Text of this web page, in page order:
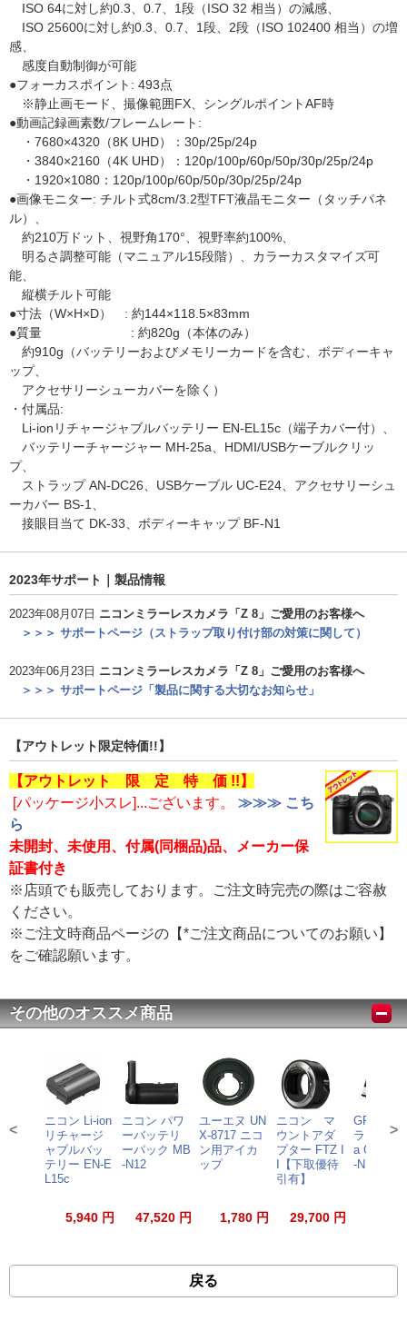
ISO 64に対し約0.3、0.7、1段（ISO 32 相当）の減感、
ISO 25600に対し約0.3、0.7、1段、2段（ISO 102400 相当）の増
感、
感度自動制御が可能
●フォーカスポイント: 493点
※静止画モード、撮像範囲FX、シングルポイントAF時
●動画記録画素数/フレームレート:
・7680×4320（8K UHD）：30p/25p/24p
・3840×2160（4K UHD）：120p/100p/60p/50p/30p/25p/24p
・1920×1080：120p/100p/60p/50p/30p/25p/24p
●画像モニター: チルト式8cm/3.2型TFT液晶モニター（タッチパネ
ル）、
約210万ドット、視野角170°、視野率約100%、
明るさ調整可能（マニュアル15段階）、カラーカスタマイズ可
能、
縦横チルト可能
●寸法（W×H×D） : 約144×118.5×83mm
●質量 : 約820g（本体のみ）
約910g（バッテリーおよびメモリーカードを含む、ボディーキャ
ップ、
アクセサリーシューカバーを除く）
・付属品:
Li-ionリチャージャブルバッテリー EN-EL15c（端子カバー付）、
バッテリーチャージャー MH-25a、HDMI/USBケーブルクリッ
プ、
ストラップ AN-DC26、USBケーブル UC-E24、アクセサリーシュ
ーカバー BS-1、
接眼目当て DK-33、ボディーキャップ BF-N1
2023年サポート｜製品情報
2023年08月07日 ニコンミラーレスカメラ「Z 8」ご愛用のお客様へ
＞＞＞ サポートページ（ストラップ取り付け部の対策に関して）
2023年06月23日 ニコンミラーレスカメラ「Z 8」ご愛用のお客様へ
＞＞＞ サポートページ「製品に関する大切なお知らせ」
【アウトレット限定特価!!】
【アウトレット 限 定 特 価 !!】
[パッケージ小スレ]...ございます。 ≫≫≫ こち
ら
未開封、未使用、付属(同梱品)品、メーカー保
証書付き
※店頭でも販売しております。ご注文時完売の際はご容赦
ください。
※ご注文時商品ページの【*ご注文商品についてのお願い】
をご確認願います。
その他のオススメ商品
ニコン Li-ion
リチャージ
ャブルバッ
テリー EN-E
L15c
5,940 円
ニコン パワ
ーバッテリ
ーパック MB
-N12
47,520 円
ユーエヌ UN
X-8717 ニコ
ン用アイカ
ップ
1,780 円
ニコン マ
ウントアダ
プター FTZ I
I【下取優待
引有】
29,700 円
ラマス)
a Glass
-NI17J
< >
戻る